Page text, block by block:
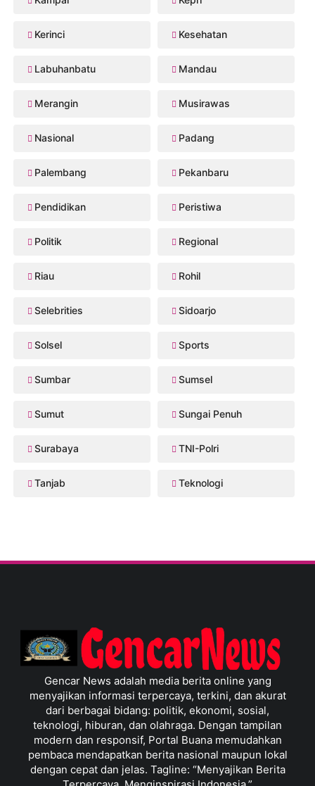
Kerinci Kesehatan
Labuhanbatu Mandau
Merangin Musirawas
Nasional Padang
Palembang Pekanbaru
Pendidikan Peristiwa
Politik Regional
Riau Rohil
Selebrities Sidoarjo
Solsel Sports
Sumbar Sumsel
Sumut Sungai Penuh
Surabaya TNI-Polri
Tanjab Teknologi
Gencar News adalah media berita online yang
menyajikan informasi terpercaya, terkini, dan akurat
dari berbagai bidang: politik, ekonomi, sosial,
teknologi, hiburan, dan olahraga. Dengan tampilan
modern dan responsif, Portal Buana memudahkan
pembaca mendapatkan berita nasional maupun lokal
dengan cepat dan jelas. Tagline: “Menyajikan Berita